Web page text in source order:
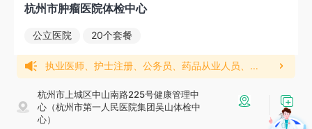
杭州市肿瘤医院体检中心
公立医院 20个套餐
执业医师、护士注册、公务员、药品从业人员、教师入职体检请携带照片，医师护士注册需要自带表格。n一、体检时间为7:20-9:20分n二、体检注意事项：n1、抽血、B超、呼气试验、胃镜需空腹（抽血需禁食12小时以上，体检前三天勿吃血制品、猪肝、菠菜），待抽血、上腹部B超、呼气试验需空腹检查项目完毕后，可以进早餐（凭引导单）。n2、高血压等慢性病（除糖尿病患者）请照常服药，晕血者抽血前请告知，提前做好保护工作。70岁以上老人请在家属陪同下参检。n3、勿带贵重物品，并保管好随身物品，穿着宽松勿穿连衣裙，连裤袜，避免
杭州市上城区中山南路225号健康管理中
心（杭州市第一人民医院集团吴山体检中
心）
复